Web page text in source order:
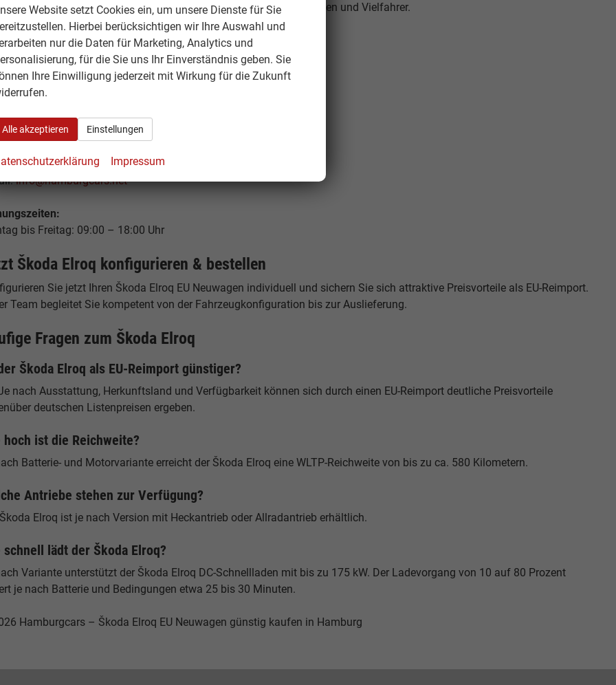
eignet sich das elektrische Kompakt-SUV ideal für Pendler, Familien und Vielfahrer.
Hamburg – Ihr Ansprechpartner
19
Hamburg
+49 40 500 977 29 - 0
+49 40 500 977 29 - 49
info@hamburgcars.net
bis Freitag: 09:00 – 18:00 Uhr
Škoda Elroq konfigurieren & bestellen
Sie jetzt Ihren Škoda Elroq EU Neuwagen individuell und sichern Sie sich attraktive Preisvorteile als EU-Reimport.
Team begleitet Sie kompetent von der Fahrzeugkonfiguration bis zur Auslieferung.
Fragen zum Škoda Elroq
Škoda Elroq als EU-Reimport günstiger?
nach Ausstattung, Herkunftsland und Verfügbarkeit können sich durch einen EU-Reimport deutliche Preisvorteile
deutschen Listenpreisen ergeben.
hoch ist die Reichweite?
Batterie- und Motorvariante erreicht der Škoda Elroq eine WLTP-Reichweite von bis zu ca. 580 Kilometern.
Antriebe stehen zur Verfügung?
Elroq ist je nach Version mit Heckantrieb oder Allradantrieb erhältlich.
schnell lädt der Škoda Elroq?
Variante unterstützt der Škoda Elroq DC-Schnellladen mit bis zu 175 kW. Der Ladevorgang von 10 auf 80 Prozent
je nach Batterie und Bedingungen etwa 25 bis 30 Minuten.
Hamburgcars – Škoda Elroq EU Neuwagen günstig kaufen in Hamburg
Website setzt Cookies ein, um unsere Dienste für Sie
Hierbei berücksichtigen wir Ihre Auswahl und
nur die Daten für Marketing, Analytics und
für die Sie uns Ihr Einverständnis geben. Sie
Ihre Einwilligung jederzeit mit Wirkung für die Zukunft
Alle akzeptieren Einstellungen
Impressum